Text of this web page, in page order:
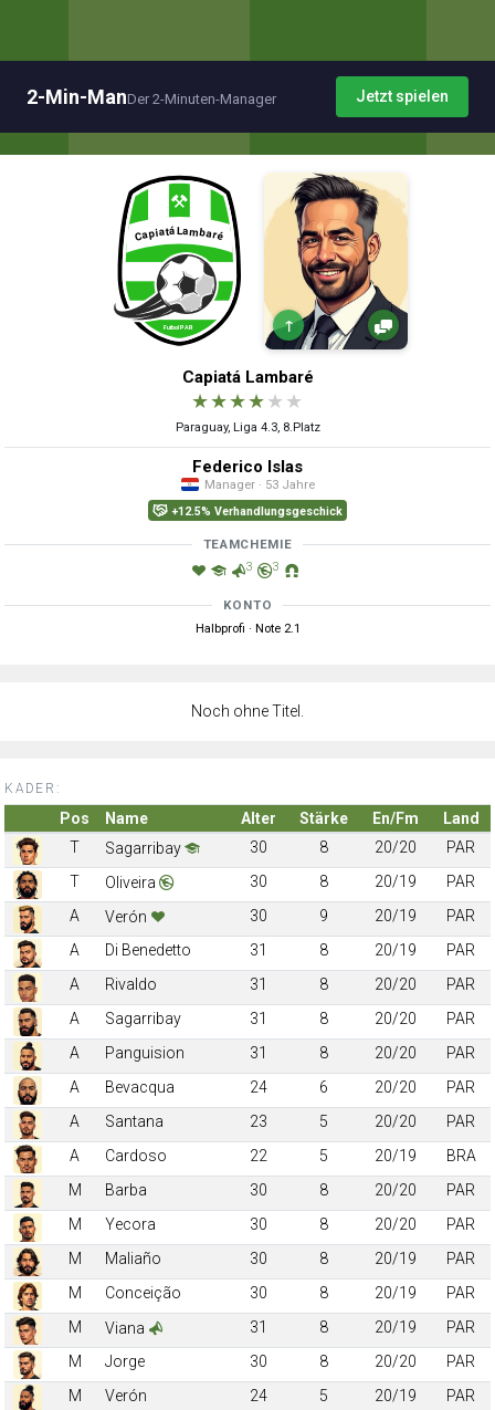
2-Min-ManDer 2-Minuten-Manager Jetzt spielen
↑
Capiatá Lambaré
★★★★★ ★
Paraguay, Liga 4.3, 8.Platz
Federico Islas
Manager · 53 Jahre
+12.5% Verhandlungsgeschick
TEAMCHEMIE
3 3
KONTO
Halbprofi · Note 2.1
Noch ohne Titel.
KADER:
Pos Name Alter Stärke En/Fm
Land
T
Sagarribay 30 8 20/20
PAR
T
Oliveira 30 8 20/19
PAR
A
Verón 30 9 20/19
PAR
A
Di Benedetto 31 8 20/19
PAR
A
Rivaldo 31 8 20/20
PAR
A
Sagarribay 31 8 20/20
PAR
A
Panguision 31 8 20/20
PAR
A
Bevacqua 24 6 20/20
PAR
A
Santana 23 5 20/20
PAR
A
Cardoso 22 5 20/19
BRA
M
Barba 30 8 20/20
PAR
M
Yecora 30 8 20/20
PAR
M
Maliaño 30 8 20/19
PAR
M
Conceição 30 8 20/19
PAR
M
Viana 31 8 20/19
PAR
M
Jorge 30 8 20/20
PAR
M
Verón 24 5 20/19
PAR